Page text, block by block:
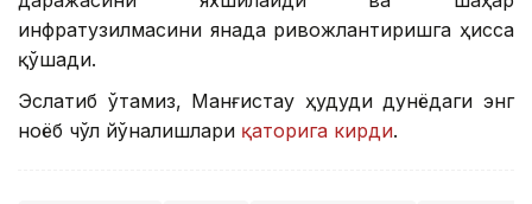
инфратузилмасини янада ривожлантиришга ҳисса
қўшади.
Эслатиб ўтамиз, Манғистау ҳудуди дунёдаги энг
ноёб чўл йўналишлари қаторига кирди.